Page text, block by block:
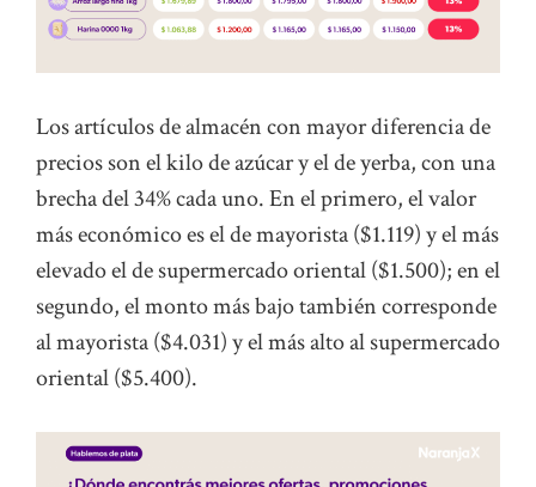
Los artículos de almacén con mayor diferencia de
precios son el kilo de azúcar y el de yerba, con una
brecha del 34% cada uno. En el primero, el valor
más económico es el de mayorista ($1.119) y el más
elevado el de supermercado oriental ($1.500); en el
segundo, el monto más bajo también corresponde
al mayorista ($4.031) y el más alto al supermercado
oriental ($5.400).